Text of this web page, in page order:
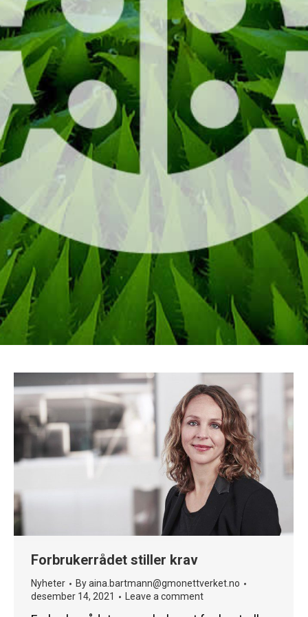
Forbrukerrådet stiller krav
Nyheter Byaina.bartmann@gmonettverket.no
desember 14, 2021
Leave a comment